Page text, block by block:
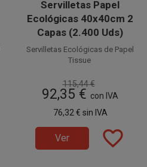
Servilletas Papel
Ecológicas 40x40cm 2
Capas (2.400 Uds)
Servilletas Ecológicas de Papel
Tissue
40 x 40 cm, suaves y
resistentes. Perfectas para
Restaurantes, etc.
Disponible a la venta en cajas
de 2.400 unidades, distribuidas
en 24 paquetes de 100
unidades.
115,44 €
92,35 € con IVA
76,32 € sin IVA
Ver favorite_border